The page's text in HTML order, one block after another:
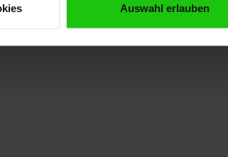
Auswahl erlauben